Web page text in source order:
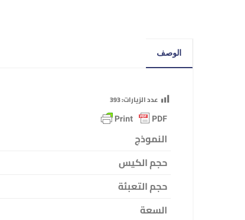
الوصف
عدد الزيارات:393
النموذج
حجم الكيس
حجم التعبئة
السعة